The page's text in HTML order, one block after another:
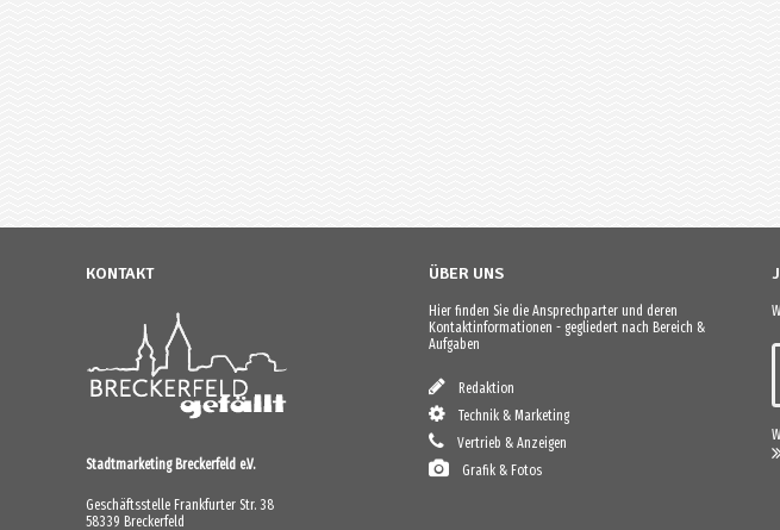
KONTAKT
Stadtmarketing Breckerfeld e.V.
Geschäftsstelle Frankfurter Str. 38
58339 Breckerfeld
ÜBER UNS
Hier finden Sie die Ansprechparter und deren
Kontaktinformationen - gegliedert nach Bereich &
Aufgaben
Redaktion
Technik & Marketing
Vertrieb & Anzeigen
Grafik & Fotos